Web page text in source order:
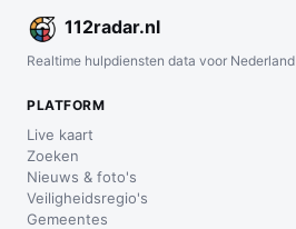
112radar.nl
Realtime hulpdiensten data voor Nederland
PLATFORM
Live kaart
Zoeken
Nieuws & foto's
Veiligheidsregio's
Gemeentes